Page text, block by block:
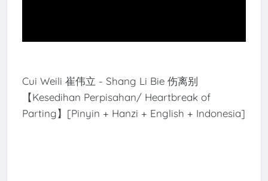
Cui Weili 崔伟立 - Shang Li Bie 伤离别
【Kesedihan Perpisahan/ Heartbreak of
Parting】[Pinyin + Hanzi + English + Indonesia]